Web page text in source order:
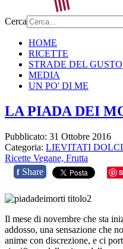
Cerca
HOME
RICETTE
STRADE DEL GUSTO
MEDIA
UN PO' DI ME
LA PIADA DEI
Pubblicato: 31 Ottobre 2016
Categoria: LIEVITATI DOLCI
Ricette Vegane, Frutta
f Share
Il mese di novembre che sta
addosso, una sensazione che
anime con discrezione, e ci